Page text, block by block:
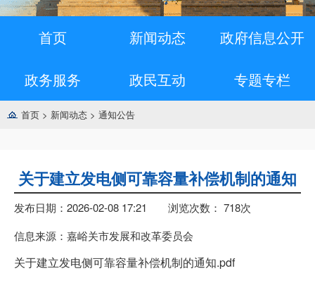
首页 新闻动态 政府信息公开
政务服务 政民互动 专题专栏
首页 > 新闻动态 > 通知公告
关于建立发电侧可靠容量补偿机制的通知
发布日期：2026-02-08 17:21 浏览次数： 718次
信息来源：嘉峪关市发展和改革委员会
关于建立发电侧可靠容量补偿机制的通知.pdf